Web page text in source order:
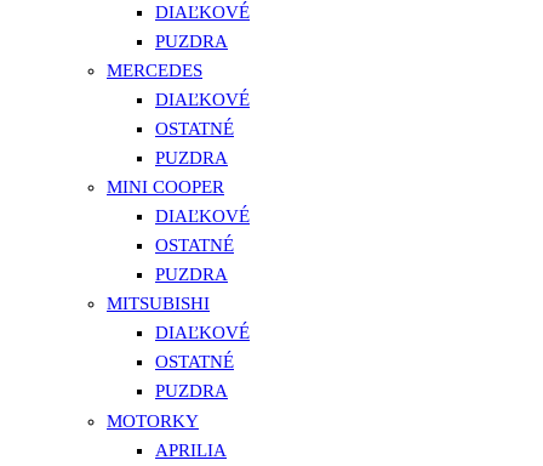
DIAĽKOVÉ
PUZDRA
MERCEDES
DIAĽKOVÉ
OSTATNÉ
PUZDRA
MINI COOPER
DIAĽKOVÉ
OSTATNÉ
PUZDRA
MITSUBISHI
DIAĽKOVÉ
OSTATNÉ
PUZDRA
MOTORKY
APRILIA